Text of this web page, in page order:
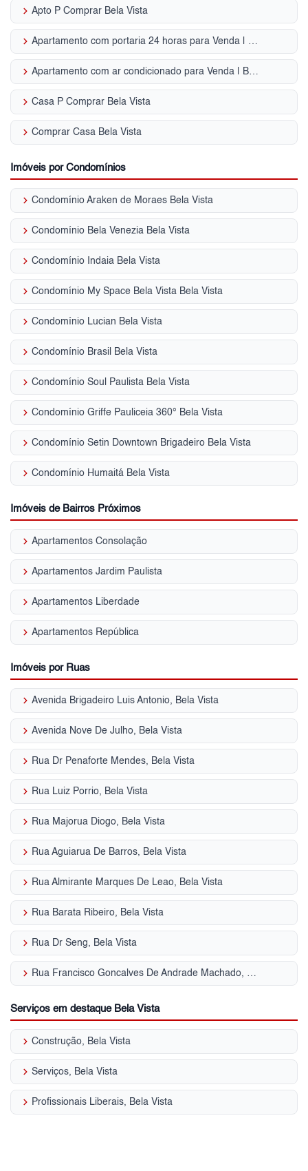
keyboard_arrow_right Apto P Comprar Bela Vista
keyboard_arrow_right Apartamento com portaria 24 horas para Venda | Bela Vista
keyboard_arrow_right Apartamento com ar condicionado para Venda | Bela Vista
keyboard_arrow_right Casa P Comprar Bela Vista
keyboard_arrow_right Comprar Casa Bela Vista
Imóveis por Condomínios
keyboard_arrow_right Condomínio Araken de Moraes Bela Vista
keyboard_arrow_right Condomínio Bela Venezia Bela Vista
keyboard_arrow_right Condomínio Indaia Bela Vista
keyboard_arrow_right Condomínio My Space Bela Vista Bela Vista
keyboard_arrow_right Condomínio Lucian Bela Vista
keyboard_arrow_right Condomínio Brasil Bela Vista
keyboard_arrow_right Condomínio Soul Paulista Bela Vista
keyboard_arrow_right Condomínio Griffe Pauliceia 360° Bela Vista
keyboard_arrow_right Condomínio Setin Downtown Brigadeiro Bela Vista
keyboard_arrow_right Condomínio Humaitá Bela Vista
Imóveis de Bairros Próximos
keyboard_arrow_right Apartamentos Consolação
keyboard_arrow_right Apartamentos Jardim Paulista
keyboard_arrow_right Apartamentos Liberdade
keyboard_arrow_right Apartamentos República
Imóveis por Ruas
keyboard_arrow_right Avenida Brigadeiro Luis Antonio, Bela Vista
keyboard_arrow_right Avenida Nove De Julho, Bela Vista
keyboard_arrow_right Rua Dr Penaforte Mendes, Bela Vista
keyboard_arrow_right Rua Luiz Porrio, Bela Vista
keyboard_arrow_right Rua Majorua Diogo, Bela Vista
keyboard_arrow_right Rua Aguiarua De Barros, Bela Vista
keyboard_arrow_right Rua Almirante Marques De Leao, Bela Vista
keyboard_arrow_right Rua Barata Ribeiro, Bela Vista
keyboard_arrow_right Rua Dr Seng, Bela Vista
keyboard_arrow_right Rua Francisco Goncalves De Andrade Machado, Bela Vista
Serviços em destaque Bela Vista
keyboard_arrow_right Construção, Bela Vista
keyboard_arrow_right Serviços, Bela Vista
keyboard_arrow_right Profissionais Liberais, Bela Vista